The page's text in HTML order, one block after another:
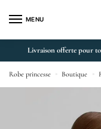
MENU
Livraison offerte pour
Robe princesse » Boutique »